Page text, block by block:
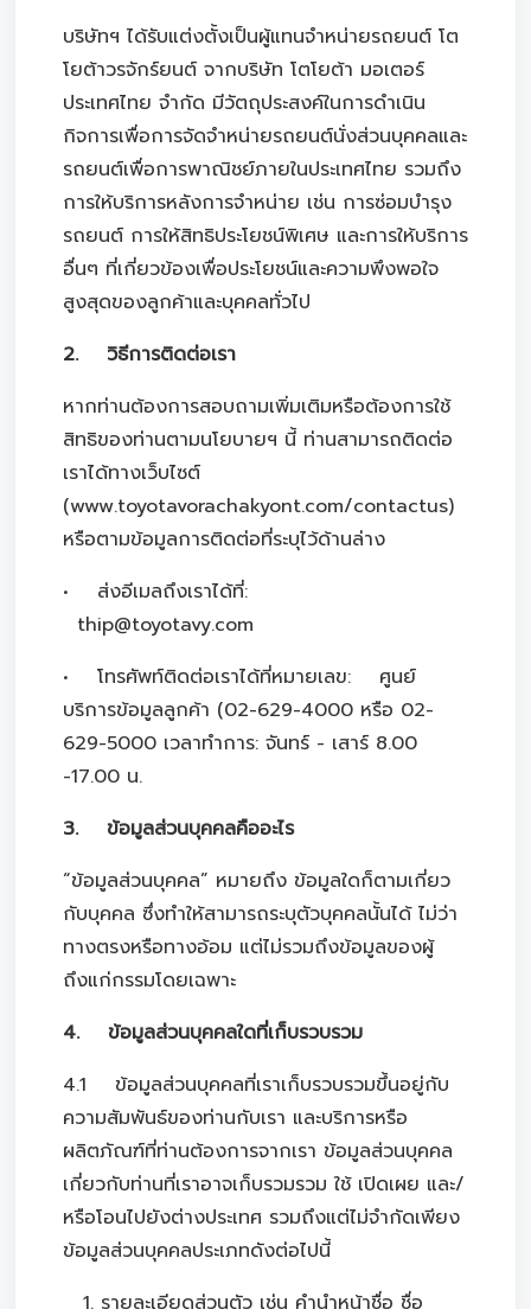
บริษัทฯ ได้รับแต่งตั้งเป็นผู้แทนจำหน่ายรถยนต์ โต
โยต้าวรจักร์ยนต์ จากบริษัท โตโยต้า มอเตอร์
ประเทศไทย จำกัด มีวัตถุประสงค์ในการดำเนิน
กิจการเพื่อการจัดจำหน่ายรถยนต์นั่งส่วนบุคคลและ
รถยนต์เพื่อการพาณิชย์ภายในประเทศไทย รวมถึง
การให้บริการหลังการจำหน่าย เช่น การซ่อมบำรุง
รถยนต์ การให้สิทธิประโยชน์พิเศษ และการให้บริการ
อื่นๆ ที่เกี่ยวข้องเพื่อประโยชน์และความพึงพอใจ
สูงสุดของลูกค้าและบุคคลทั่วไป
2. วิธีการติดต่อเรา
หากท่านต้องการสอบถามเพิ่มเติมหรือต้องการใช้
สิทธิของท่านตามนโยบายฯ นี้ ท่านสามารถติดต่อ
เราได้ทางเว็บไซต์
(www.toyotavorachakyont.com/contactus)
หรือตามข้อมูลการติดต่อที่ระบุไว้ด้านล่าง
• ส่งอีเมลถึงเราได้ที่:
thip@toyotavy.com
• โทรศัพท์ติดต่อเราได้ที่หมายเลข: ศูนย์
บริการข้อมูลลูกค้า (02-629-4000 หรือ 02-
629-5000 เวลาทําการ: จันทร์ - เสาร์ 8.00
-17.00 น.
3. ข้อมูลส่วนบุคคลคืออะไร
“ข้อมูลส่วนบุคคล” หมายถึง ข้อมูลใดก็ตามเกี่ยว
กับบุคคล ซึ่งทำให้สามารถระบุตัวบุคคลนั้นได้ ไม่ว่า
ทางตรงหรือทางอ้อม แต่ไม่รวมถึงข้อมูลของผู้
ถึงแก่กรรมโดยเฉพาะ
4. ข้อมูลส่วนบุคคลใดที่เก็บรวบรวม
4.1 ข้อมูลส่วนบุคคลที่เราเก็บรวบรวมขึ้นอยู่กับ
ความสัมพันธ์ของท่านกับเรา และบริการหรือ
ผลิตภัณฑ์ที่ท่านต้องการจากเรา ข้อมูลส่วนบุคคล
เกี่ยวกับท่านที่เราอาจเก็บรวมรวม ใช้ เปิดเผย และ/
หรือโอนไปยังต่างประเทศ รวมถึงแต่ไม่จำกัดเพียง
ข้อมูลส่วนบุคคลประเภทดังต่อไปนี้
รายละเอียดส่วนตัว เช่น คำนำหน้าชื่อ ชื่อ